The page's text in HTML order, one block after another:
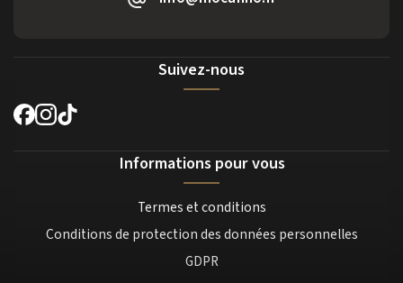
Suivez-nous
Informations pour vous
Termes et conditions
Conditions de protection des données personnelles
GDPR